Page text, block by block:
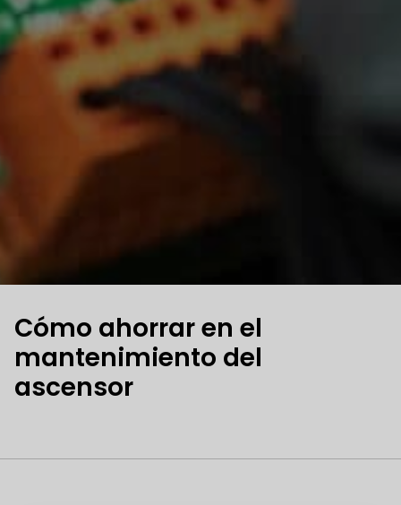
Cómo ahorrar en el
mantenimiento del
ascensor